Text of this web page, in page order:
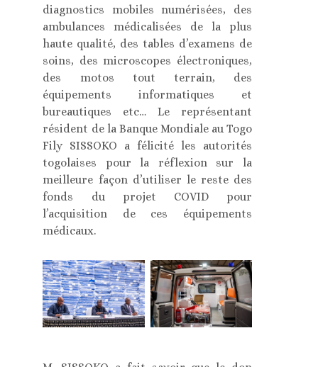
diagnostics mobiles numérisées, des
ambulances médicalisées de la plus
haute qualité, des tables d’examens de
soins, des microscopes électroniques,
des motos tout terrain, des
équipements informatiques et
bureautiques etc… Le représentant
résident de la Banque Mondiale au Togo
Fily SISSOKO a félicité les autorités
togolaises pour la réflexion sur la
meilleure façon d’utiliser le reste des
fonds du projet COVID pour
l’acquisition de ces équipements
médicaux.